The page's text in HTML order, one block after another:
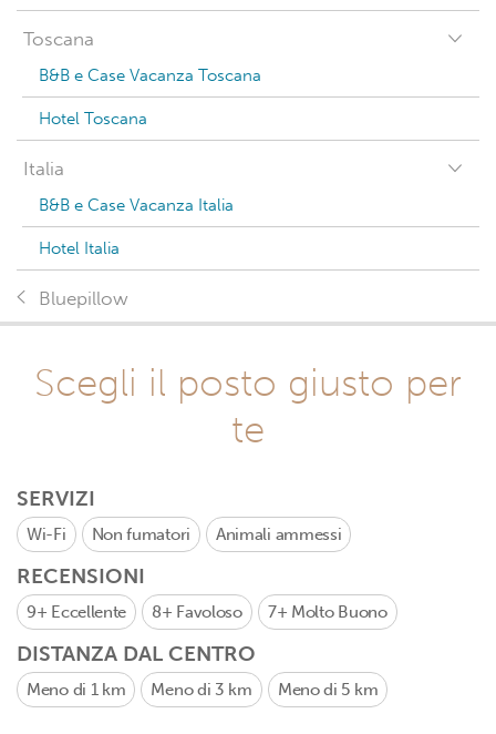
Toscana
B&B e Case Vacanza Toscana
Hotel Toscana
Italia
B&B e Case Vacanza Italia
Hotel Italia
Bluepillow
Scegli il posto giusto per
te
SERVIZI
Wi-Fi Non fumatori Animali ammessi
RECENSIONI
9+ Eccellente 8+ Favoloso 7+ Molto Buono
DISTANZA DAL CENTRO
Meno di 1 km Meno di 3 km Meno di 5 km